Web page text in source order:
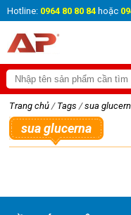
Hotline: 0964 80 80 84 hoặc
Trang chủ / Tags / sua
sua glucerna